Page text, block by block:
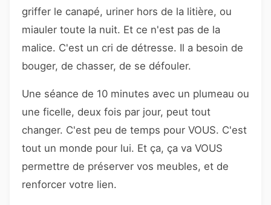
griffer le canapé, uriner hors de la litière, ou
miauler toute la nuit. Et ce n'est pas de la
malice. C'est un cri de détresse. Il a besoin de
bouger, de chasser, de se défouler.
Une séance de 10 minutes avec un plumeau ou
une ficelle, deux fois par jour, peut tout
changer. C'est peu de temps pour VOUS. C'est
tout un monde pour lui. Et ça, ça va VOUS
permettre de préserver vos meubles, et de
renforcer votre lien.